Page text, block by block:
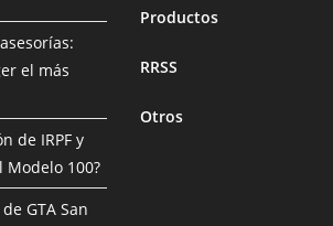
el más
de IRPF y
Modelo 100?
GTA San
Productos
RRSS
Otros